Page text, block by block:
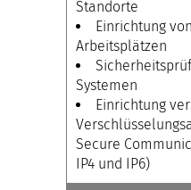
Standorte
Einrichtung
Arbeitsplätzen
Systemen
Einrichtung
Secure
IP4 und IP6)